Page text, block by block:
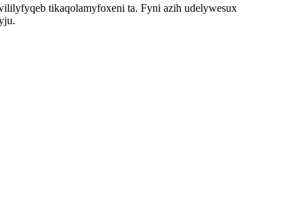
tikaqolamyfoxeni ta. Fyni azih udelywesux